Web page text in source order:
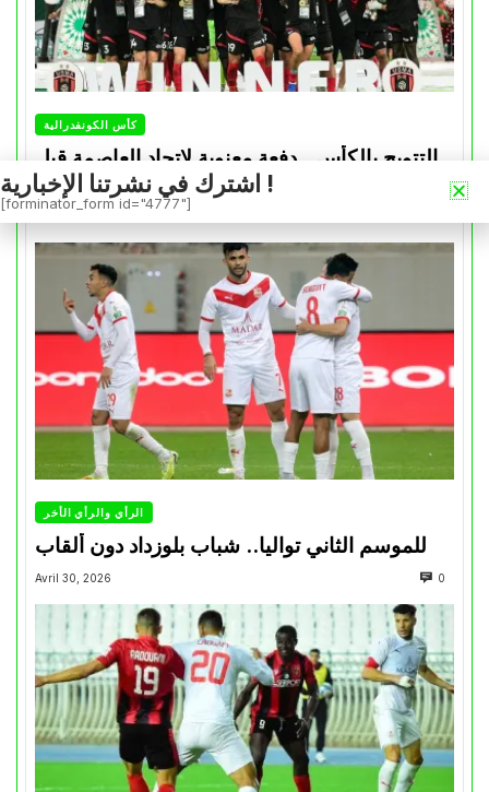
كأس الكونفدرالية
التتويج بالكأس.. دفعة معنوية لإتحاد العاصمة قبل
موقعة الزمالك في نهائي الكونفدرالية
الرأي والرأي الأخر
للموسم الثاني تواليا.. شباب بلوزداد دون ألقاب
Avril 30, 2026 0
اشترك في نشرتنا الإخبارية !
[forminator_form id="4777"]